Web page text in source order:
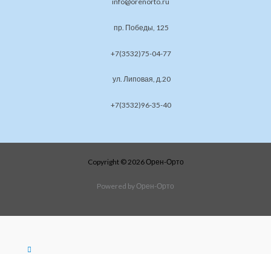
пр. Победы, 125
+7(3532)75-04-77
ул. Липовая, д.20
+7(3532)96-35-40
Copyright © 2026 Орен-Орто
Powered by Орен-Орто